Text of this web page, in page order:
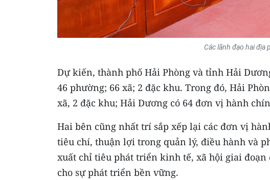
Các lãnh đạo hai địa
Dự kiến, thành phố Hải Phòng và tỉnh Hải
46 phường; 66 xã; 2 đặc khu. Trong đó, Hải
xã, 2 đặc khu; Hải Dương có 64 đơn vị hành
Hai bên cũng nhất trí sắp xếp lại các đơn vị
tiêu chí, thuận lợi trong quản lý, điều hành và
xuất chỉ tiêu phát triển kinh tế, xã hội giai đoạn
cho sự phát triển bền vững.